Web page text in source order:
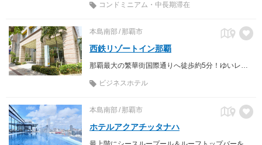
コンドミニアム・中長期滞在
本島南部 那覇市
西鉄リゾートイン那覇
ビジネスホテル
本島南部 那覇市
ホテルアクアチッタナハ